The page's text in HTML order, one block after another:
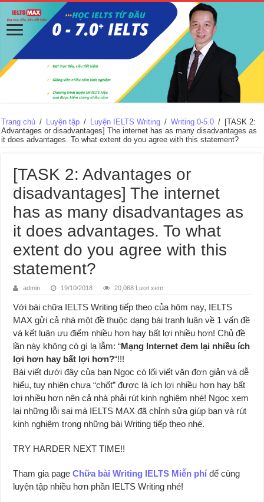
Trang chủ / Luyện tập / Luyện IELTS Writing / Writing 0-5.0 / [TASK 2:
Advantages or disadvantages] The internet has as many disadvantages as
it does advantages. To what extent do you agree with this statement?
[TASK 2: Advantages or
disadvantages] The internet
has as many disadvantages as
it does advantages. To what
extent do you agree with this
statement?
admin 19/10/2018 20,068 Lượt xem
Với bài chữa IELTS Writing tiếp theo của hôm nay, IELTS
MAX gửi cả nhà một đề thuộc dạng bài tranh luận về 1 vấn đề
và kết luận ưu điểm nhiều hơn hay bất lợi nhiều hơn! Chủ đề
lần này không có gì lạ lẫm: “Mạng Internet đem lại nhiều ích
lợi hơn hay bất lợi hơn?“!!!
Bài viết dưới đây của bạn Ngọc có lối viết văn đơn giản và dễ
hiểu, tuy nhiên chưa “chốt” được là ích lợi nhiều hơn hay bất
lợi nhiều hơn nên cả nhà phải rút kinh nghiệm nhé! Ngọc xem
lại những lỗi sai mà IELTS MAX đã chỉnh sửa giúp bạn và rút
kinh nghiệm trong những bài Writing tiếp theo nhé.
TRY HARDER NEXT TIME!!
Tham gia pageChữa bài Writing IELTS Miễn phíđể cùng
luyện tập nhiều hơn phần IELTS Writing nhé!